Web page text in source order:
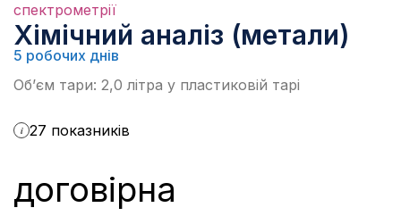
спектрометрії
Хімічний аналіз (метали)
5 робочих днів
Об’єм тари: 2,0 літра у пластиковій тарі
27 показників
i
договірна